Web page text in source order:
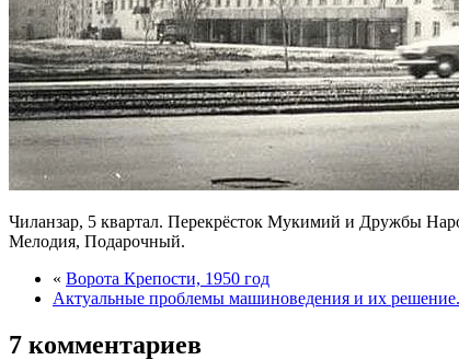
Чиланзар, 5 квартал. Перекрёсток Мукимий и Дружбы
Мелодия, Подарочный.
« Ворота Крепости, 1950 год
Актуальные проблемы машиноведения и их
7 комментариев